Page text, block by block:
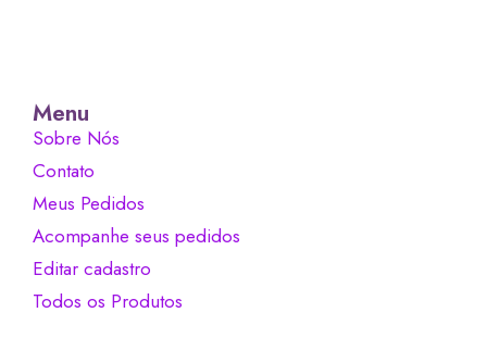
Menu
Sobre Nós
Contato
Meus Pedidos
Acompanhe seus pedidos
Editar cadastro
Todos os Produtos